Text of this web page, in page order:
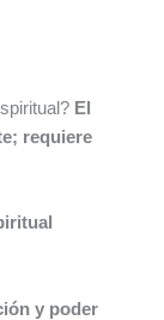
El
requiere
y poder